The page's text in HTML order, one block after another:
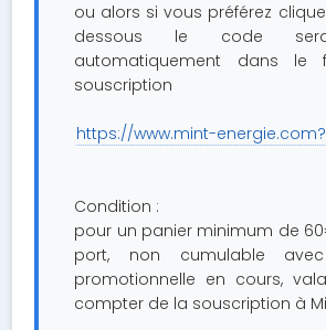
ou alors si vous préférez
dessous le code sera
automatiquement dans le
souscription
https://www.mint-
Condition :
pour un panier minimum de
port, non cumulable
promotionnelle en cours,
compter de la souscription à